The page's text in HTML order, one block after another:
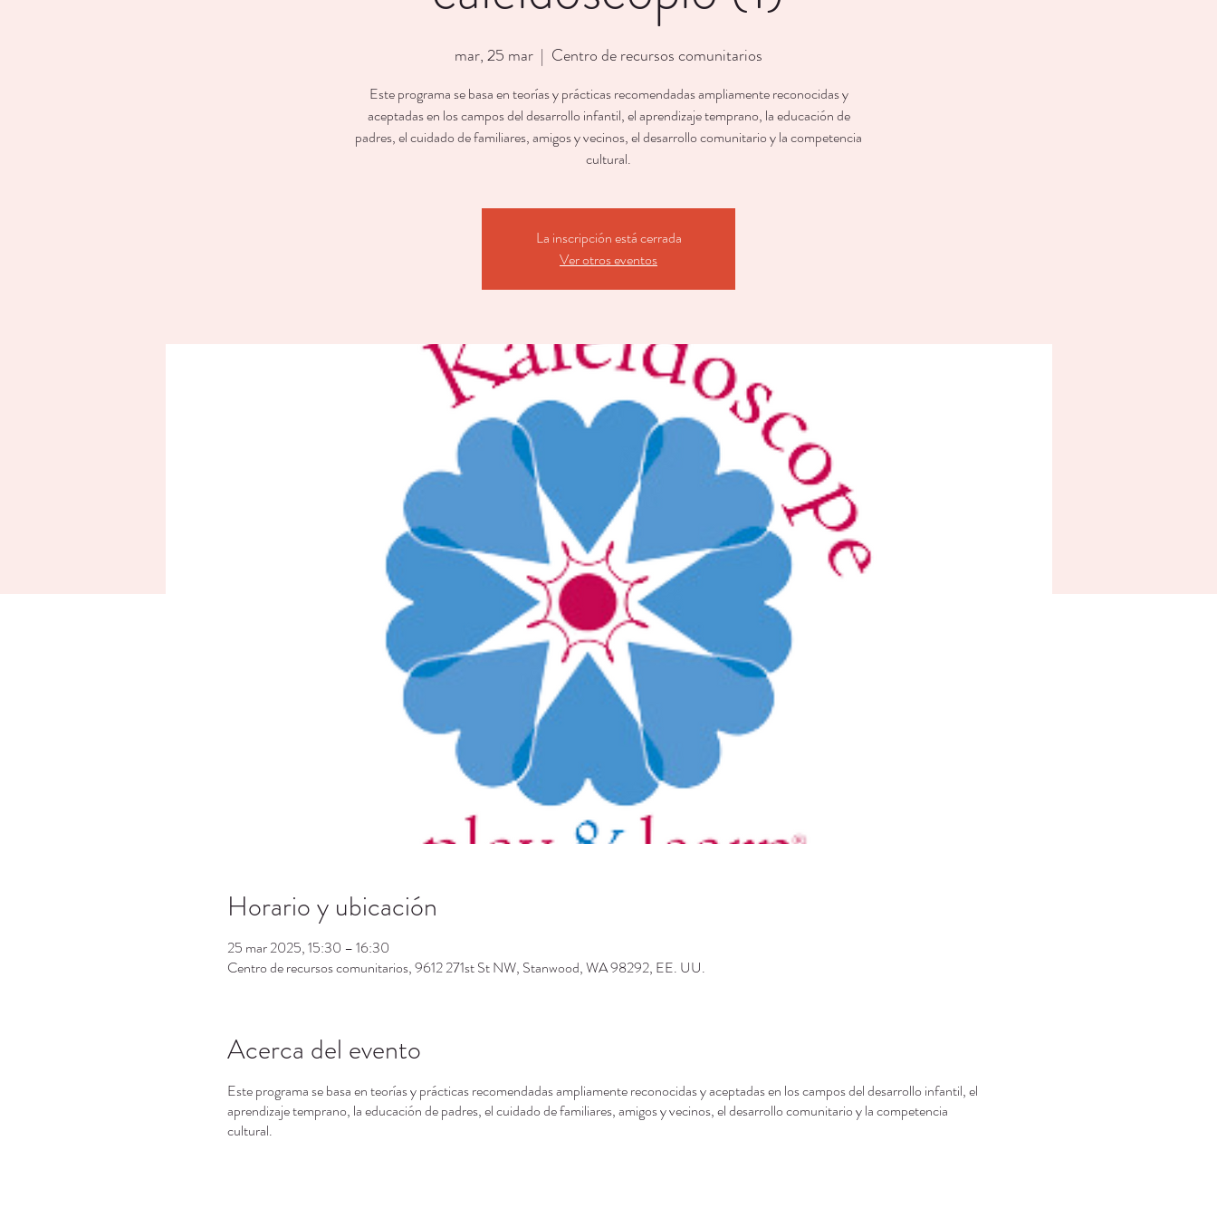
mar, 25 mar
  |
Centro de recursos comunitarios
Este programa se basa en teorías y prácticas recomendadas ampliamente reconocidas y
aceptadas en los campos del desarrollo infantil, el aprendizaje temprano, la educación de
padres, el cuidado de familiares, amigos y vecinos, el desarrollo comunitario y la competencia
cultural.
La inscripción está cerrada
Ver otros eventos
Horario y ubicación
25 mar 2025, 15:30 – 16:30
Centro de recursos comunitarios, 9612 271st St NW, Stanwood, WA 98292, EE. UU.
Acerca del evento
Este programa se basa en teorías y prácticas recomendadas ampliamente reconocidas y aceptadas en los campos del desarrollo infantil, el
aprendizaje temprano, la educación de padres, el cuidado de familiares, amigos y vecinos, el desarrollo comunitario y la competencia
cultural.